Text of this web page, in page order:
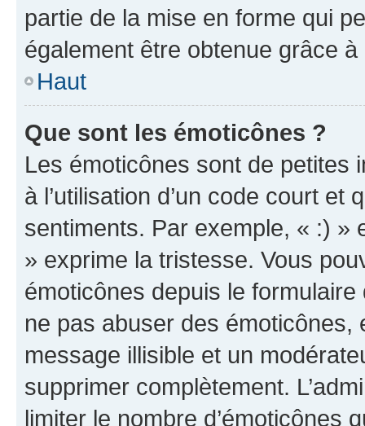
partie de la mise en forme qui
également être obtenue grâce à
Haut
Que sont les émoticônes ?
Les émoticônes sont de petites
à l’utilisation d’un code court et
sentiments. Par exemple, « :) »
» exprime la tristesse. Vous
émoticônes depuis le
ne pas abuser des
message illisible et un
supprimer complètement.
limiter le nombre d’émoticônes